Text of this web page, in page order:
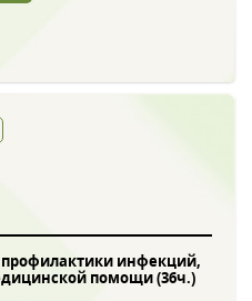
инфекций,
помощи (36ч.)